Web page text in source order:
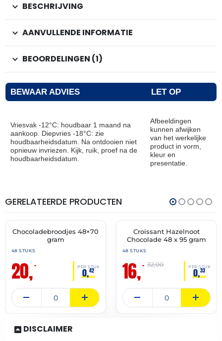
BESCHRIJVING
AANVULLENDE INFORMATIE
BEOORDELINGEN (1)
BEWAAR ADVIES LET OP
Vriesvak -12°C: houdbaar 1 maand na
aankoop. Diepvries -18°C: zie
houdbaarheidsdatum. Na ontdooien niet
opnieuw invriezen. Kijk, ruik, proef na de
houdbaarheidsdatum.
Afbeeldingen
kunnen afwijken
van het werkelijke
product in vorm,
kleur en
presentatie.
GERELATEERDE PRODUCTEN
🔥 OP=OP
THT:
31-
Chocoladebroodjes 48×70
gram
48 STUKS
20,– PER STUK
0,42
🔥 OP=OP
Croissant Hazelnoot
Chocolade 48 x 95 gram
48 STUKS
16,– PER STUK
0,33
32,00
DISCLAIMER